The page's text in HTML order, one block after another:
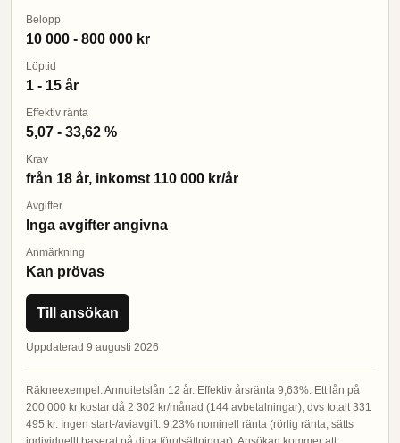
Belopp
10 000 - 800 000 kr
Löptid
1 - 15 år
Effektiv ränta
5,07 - 33,62 %
Krav
från 18 år, inkomst 110 000 kr/år
Avgifter
Inga avgifter angivna
Anmärkning
Kan prövas
Till ansökan
Uppdaterad 9 augusti 2026
Räkneexempel: Annuitetslån 12 år. Effektiv årsränta 9,63%. Ett lån på
200 000 kr kostar då 2 302 kr/månad (144 avbetalningar), dvs totalt 331
495 kr. Ingen start-/aviavgift. 9,23% nominell ränta (rörlig ränta, sätts